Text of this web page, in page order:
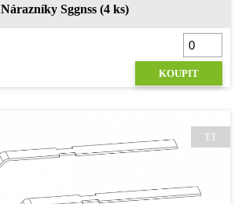
Nárazníky Sggnss (4 ks)
KOUPIT
TT